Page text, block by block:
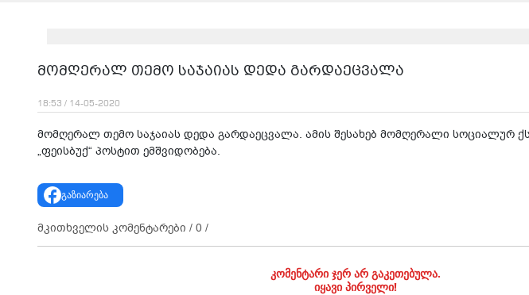
მომღერალ თემო საჯაიას დედა გარდაეცვალა
18:53 / 14-05-2020
მომღერალ თემო საჯაიას დედა გარდაეცვალა. ამის შესახებ მომღერალი სოციალურ
„ფეისბუქ“ პოსტით ემშვიდობება.
გაზიარება
მკითხველის კომენტარები / 0 /
კომენტარი ჯერ არ გაკეთებულა.
იყავი პირველი!